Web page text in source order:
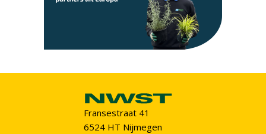
Fransestraat 41
6524 HT Nijmegen